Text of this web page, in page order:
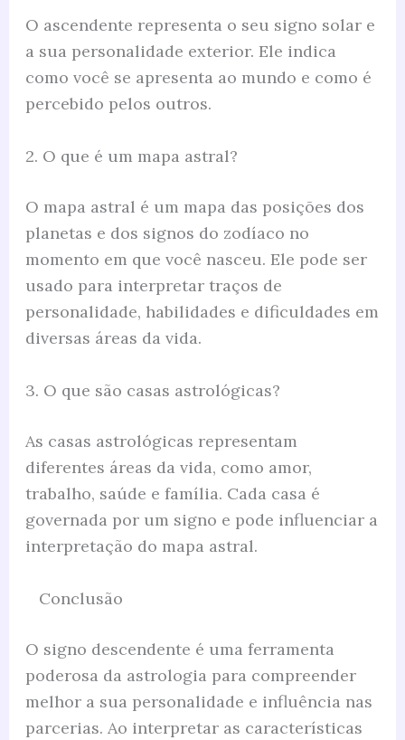
O ascendente representa o seu signo solar e
a sua personalidade exterior. Ele indica
como você se apresenta ao mundo e como é
percebido pelos outros.
2. O que é um mapa astral?
O mapa astral é um mapa das posições dos
planetas e dos signos do zodíaco no
momento em que você nasceu. Ele pode ser
usado para interpretar traços de
personalidade, habilidades e dificuldades em
diversas áreas da vida.
3. O que são casas astrológicas?
As casas astrológicas representam
diferentes áreas da vida, como amor,
trabalho, saúde e família. Cada casa é
governada por um signo e pode influenciar a
interpretação do mapa astral.
Conclusão
O signo descendente é uma ferramenta
poderosa da astrologia para compreender
melhor a sua personalidade e influência nas
parcerias. Ao interpretar as características